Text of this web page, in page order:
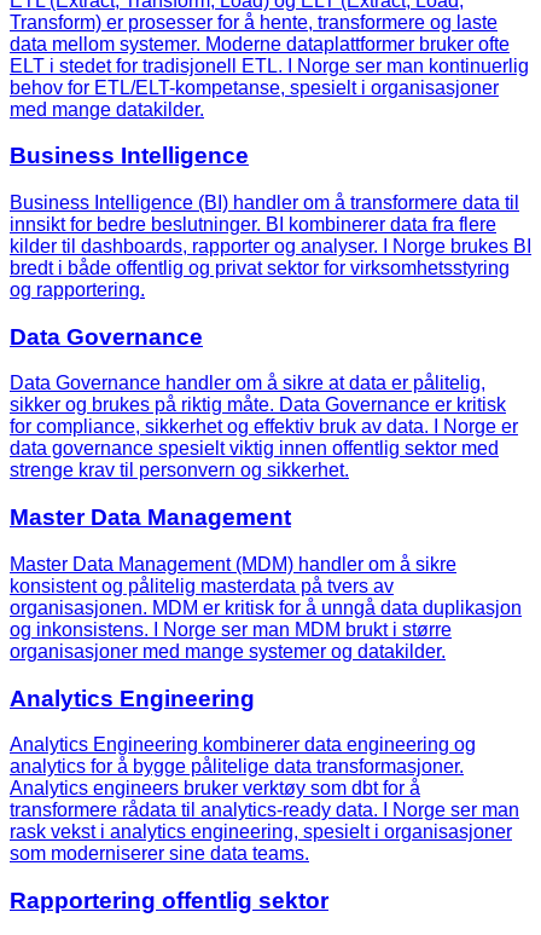
Transform) er prosesser for å hente, transformere og laste
data mellom systemer. Moderne dataplattformer bruker ofte
ELT i stedet for tradisjonell ETL. I Norge ser man kontinuerlig
behov for ETL/ELT-kompetanse, spesielt i organisasjoner
med mange datakilder.
Business Intelligence
Business Intelligence (BI) handler om å transformere data til
innsikt for bedre beslutninger. BI kombinerer data fra flere
kilder til dashboards, rapporter og analyser. I Norge brukes BI
bredt i både offentlig og privat sektor for virksomhetsstyring
og rapportering.
Data Governance
Data Governance handler om å sikre at data er pålitelig,
sikker og brukes på riktig måte. Data Governance er kritisk
for compliance, sikkerhet og effektiv bruk av data. I Norge er
data governance spesielt viktig innen offentlig sektor med
strenge krav til personvern og sikkerhet.
Master Data Management
Master Data Management (MDM) handler om å sikre
konsistent og pålitelig masterdata på tvers av
organisasjonen. MDM er kritisk for å unngå data duplikasjon
og inkonsistens. I Norge ser man MDM brukt i større
organisasjoner med mange systemer og datakilder.
Analytics Engineering
Analytics Engineering kombinerer data engineering og
analytics for å bygge pålitelige data transformasjoner.
Analytics engineers bruker verktøy som dbt for å
transformere rådata til analytics-ready data. I Norge ser man
rask vekst i analytics engineering, spesielt i organisasjoner
som moderniserer sine data teams.
Rapportering offentlig sektor